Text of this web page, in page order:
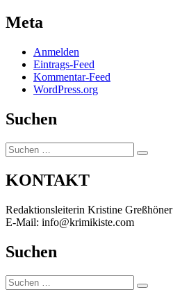
Meta
Anmelden
Eintrags-Feed
Kommentar-Feed
WordPress.org
Suchen
Suchen
nach:
Suchen
KONTAKT
Redaktionsleiterin Kristine Greßhöner
E-Mail: info@krimikiste.com
Suchen
Suchen
nach:
Suchen